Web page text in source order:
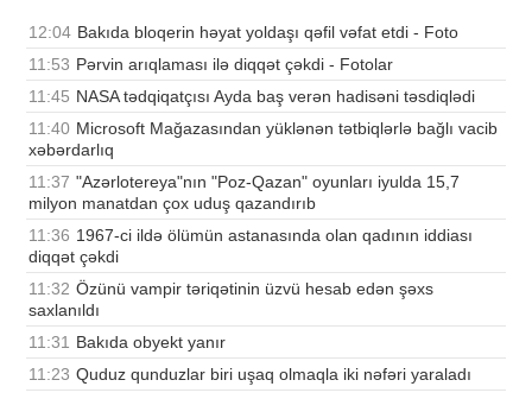
12:04 Bakıda bloqerin həyat yoldaşı qəfil vəfat etdi - Foto
11:53 Pərvin arıqlaması ilə diqqət çəkdi - Fotolar
11:45 NASA tədqiqatçısı Ayda baş verən hadisəni təsdiqlədi
11:40 Microsoft Mağazasından yüklənən tətbiqlərlə bağlı vacib
xəbərdarlıq
11:37 "Azərlotereya"nın "Poz-Qazan" oyunları iyulda 15,7
milyon manatdan çox uduş qazandırıb
11:36 1967-ci ildə ölümün astanasında olan qadının iddiası
diqqət çəkdi
11:32 Özünü vampir təriqətinin üzvü hesab edən şəxs
saxlanıldı
11:31 Bakıda obyekt yanır
11:23 Quduz qunduzlar biri uşaq olmaqla iki nəfəri yaraladı